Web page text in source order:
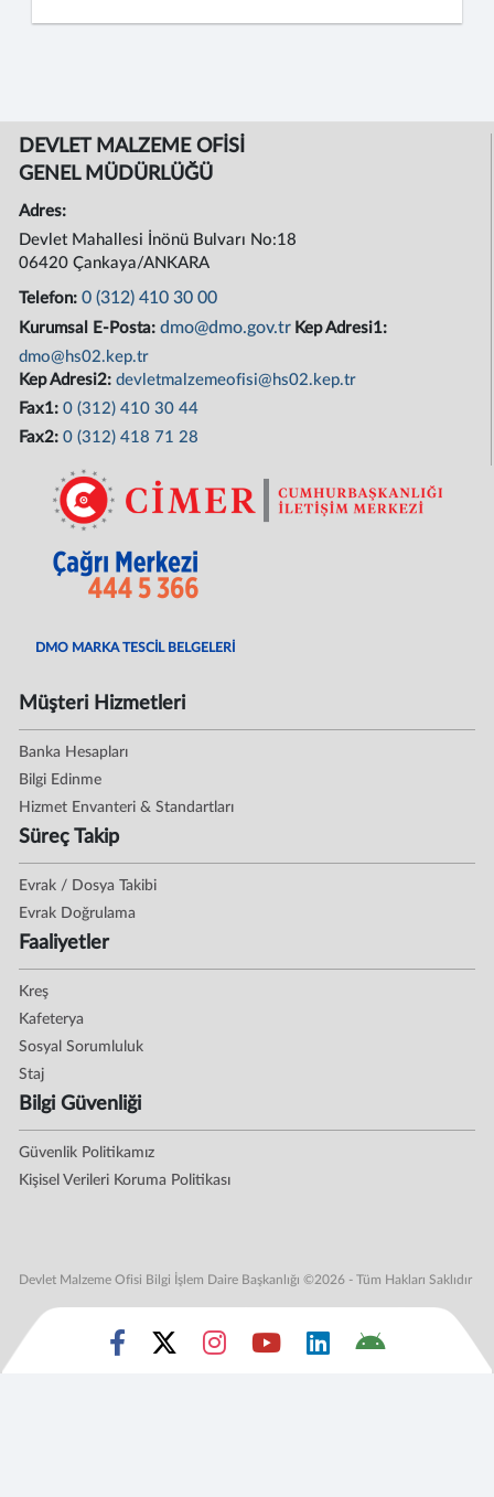
DEVLET MALZEME OFİSİ
GENEL MÜDÜRLÜĞÜ
Adres:
Devlet Mahallesi İnönü Bulvarı No:18
06420 Çankaya/ANKARA
Telefon:0 (312) 410 30 00
Kurumsal E-Posta:dmo@dmo.gov.tr Kep Adresi1:
dmo@hs02.kep.tr
Kep Adresi2:devletmalzemeofisi@hs02.kep.tr
Fax1:0 (312) 410 30 44
Fax2:0 (312) 418 71 28
DMO MARKA TESCİL BELGELERİ
Müşteri Hizmetleri
Banka Hesapları
Bilgi Edinme
Hizmet Envanteri & Standartları
Süreç Takip
Evrak / Dosya Takibi
Evrak Doğrulama
Faaliyetler
Kreş
Kafeterya
Sosyal Sorumluluk
Staj
Bilgi Güvenliği
Güvenlik Politikamız
Kişisel Verileri Koruma Politikası
Devlet Malzeme Ofisi Bilgi İşlem Daire Başkanlığı ©2026 - Tüm Hakları Saklıdır